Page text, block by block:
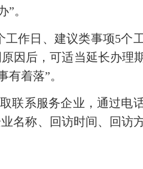
。
工作日、建议类事项5个
因后，可适当延长办理
着落”。
联系服务企业，通过电
名称、回访时间、回访